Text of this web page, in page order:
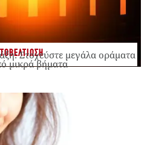
Στοχεύστε μεγάλα οράματα
μικρά βήματα